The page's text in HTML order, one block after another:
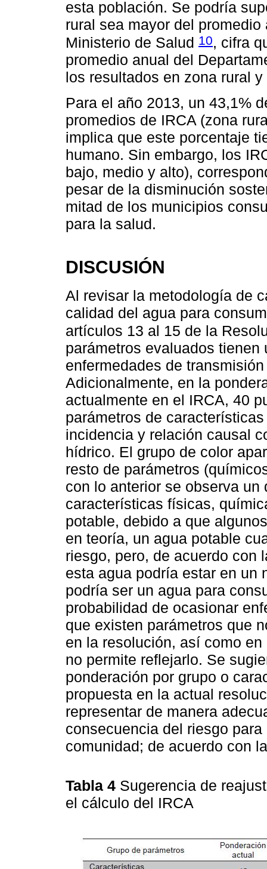
esta población. Se podría
rural sea mayor del
Ministerio de Salud 10, cifra
promedio anual del
los resultados en zona rural y
Para el año 2013, un 43,1%
promedios de IRCA (zona
implica que este porcentaje
humano. Sin embargo, los
bajo, medio y alto),
pesar de la disminución
mitad de los municipios
para la salud.
DISCUSIÓN
Al revisar la metodología de
calidad del agua para
artículos 13 al 15 de la
parámetros evaluados
enfermedades de
Adicionalmente, en la
actualmente en el IRCA, 40
parámetros de
incidencia y relación causal
hídrico. El grupo de color
resto de parámetros
con lo anterior se observa
características físicas,
potable, debido a que
en teoría, un agua potable
riesgo, pero, de acuerdo con
esta agua podría estar en un
podría ser un agua para
probabilidad de ocasionar
que existen parámetros que
en la resolución, así como
no permite reflejarlo. Se
ponderación por grupo o
propuesta en la actual
representar de manera
consecuencia del riesgo
comunidad; de acuerdo con
Tabla 4 Sugerencia de
el cálculo del IRCA